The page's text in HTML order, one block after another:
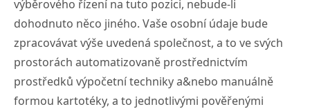
výběrového řízení na tuto pozici, nebude-li
dohodnuto něco jiného. Vaše osobní údaje bude
zpracovávat výše uvedená společnost, a to ve svých
prostorách automatizovaně prostřednictvím
prostředků výpočetní techniky a&nebo manuálně
formou kartotéky, a to jednotlivými pověřenými